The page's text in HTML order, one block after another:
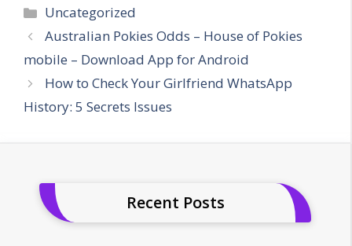
Categories
Uncategorized
Australian Pokies Odds – House of Pokies
mobile – Download App for Android
How to Check Your Girlfriend WhatsApp
History: 5 Secrets Issues
Recent Posts